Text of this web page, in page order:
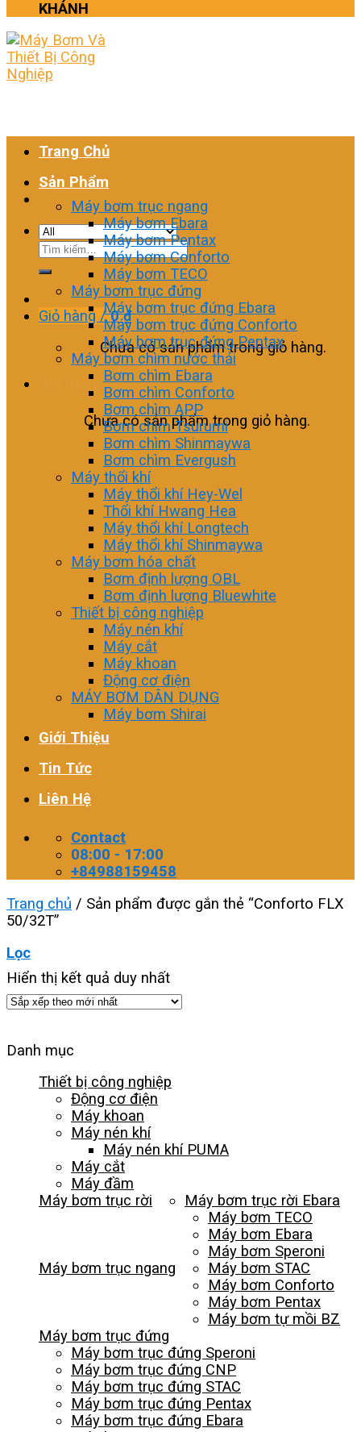
KHÁNH
Tìm
Giỏ hàng /0₫
Chưa có sản phẩm trong giỏ hàng.
Giỏ hàng
Chưa có sản phẩm trong giỏ hàng.
Trang Chủ
Sản Phẩm
Máy bơm trục ngang
Máy bơm Ebara
Máy bơm Pentax
Máy bơm Conforto
Máy bơm TECO
Máy bơm trục đứng
Máy bơm trục đứng Ebara
Máy bơm trục đứng Conforto
Máy bơm trục đứng Pentax
Máy bơm chìm nước thải
Bơm chìm Ebara
Bơm chìm Conforto
Bơm chìm APP
Bơm chìm Tsurumi
Bơm chìm Shinmaywa
Bơm chìm Evergush
Máy thổi khí
Máy thổi khí Hey-Wel
Thổi khí Hwang Hea
Máy thổi khí Longtech
Máy thổi khí Shinmaywa
Máy bơm hóa chất
Bơm định lượng OBL
Bơm định lượng Bluewhite
Thiết bị công nghiệp
Máy nén khí
Máy cắt
Máy khoan
Động cơ điện
MÁY BƠM DÂN DỤNG
Máy bơm Shirai
Giới Thiệu
Tin Tức
Liên Hệ
Contact
08:00 - 17:00
+84988159458
Trang chủ / Sản phẩm được gắn thẻ “Conforto FLX
50/32T”
Lọc
Hiển thị kết quả duy nhất
Danh mục
Thiết bị công nghiệp
Động cơ điện
Máy khoan
Máy nén khí
Máy nén khí PUMA
Máy cắt
Máy đầm
Máy bơm trục rời
Máy bơm trục rời Ebara
Máy bơm trục ngang
Máy bơm TECO
Máy bơm Ebara
Máy bơm Speroni
Máy bơm STAC
Máy bơm Conforto
Máy bơm Pentax
Máy bơm tự mồi BZ
Máy bơm trục đứng
Máy bơm trục đứng Speroni
Máy bơm trục đứng CNP
Máy bơm trục đứng STAC
Máy bơm trục đứng Pentax
Máy bơm trục đứng Ebara